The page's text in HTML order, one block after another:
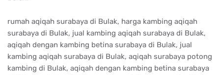
rumah aqiqah surabaya di Bulak, harga kambing aqiqah
surabaya di Bulak, jual kambing aqiqah surabaya di Bulak,
aqiqah dengan kambing betina surabaya di Bulak, jual
kambing aqiqah surabaya di Bulak, aqiqah surabaya potong
kambing di Bulak, aqiqah dengan kambing betina surabaya